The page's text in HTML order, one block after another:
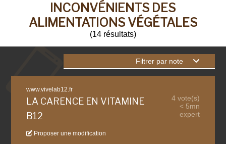
INCONVÉNIENTS DES
ALIMENTATIONS VÉGÉTALES
(14résultats)
Filtrer par note
www.vivelab12.fr
LA CARENCE EN VITAMINE
B12
Proposer une modification
4 vote(s)
< 5mn
expert